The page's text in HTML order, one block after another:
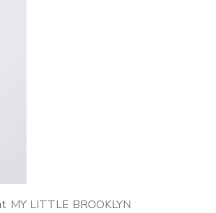
MY LITTLE BROOKLYN